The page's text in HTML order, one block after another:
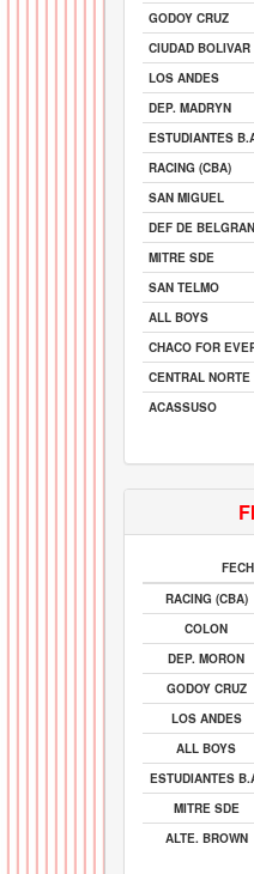
GODOY CRUZ
CIUDAD BOLIVAR
LOS ANDES
DEP. MADRYN
ESTUDIANTES
RACING (CBA)
SAN MIGUEL
DEF DE
MITRE SDE
SAN TELMO
ALL BOYS
CHACO FOR
CENTRAL NORTE
ACASSUSO
RACING (CBA)
COLON
DEP. MORON
GODOY CRUZ
LOS ANDES
ALL BOYS
ESTUDIANTES
MITRE SDE
ALTE. BROWN